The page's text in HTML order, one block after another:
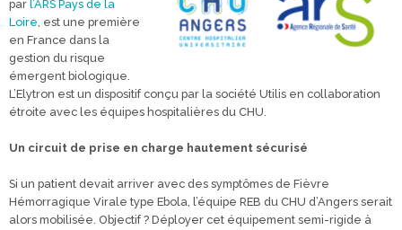
par l’ARS Pays de la
Loire, est une première
en France dans la
gestion du risque
émergent biologique.
L’Elytron est un dispositif conçu par la société Utilis en collaboration
étroite avec les équipes hospitalières du CHU.
Un circuit de prise en charge hautement sécurisé
Si un patient devait arriver avec des symptômes de Fièvre
Hémorragique Virale type Ebola, l’équipe REB du CHU d’Angers serait
alors mobilisée. Objectif ? Déployer cet équipement semi-rigide à